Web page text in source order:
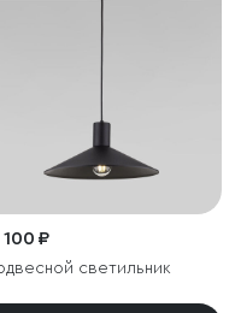
100 ₽
светильник